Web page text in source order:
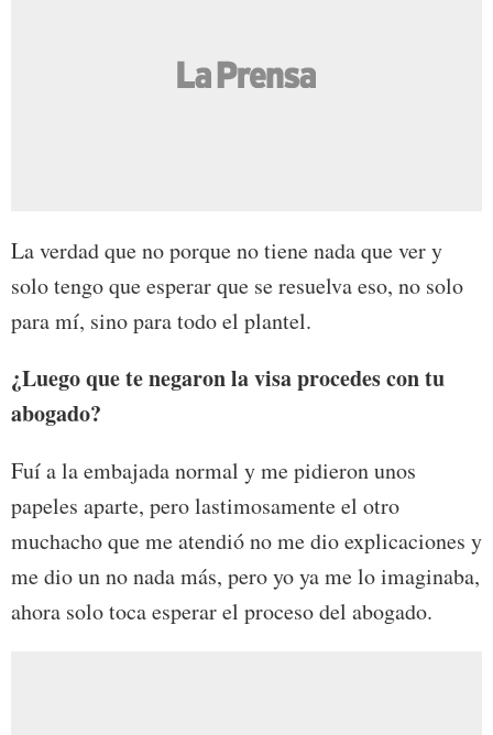
La verdad que no porque no tiene nada que ver y
solo tengo que esperar que se resuelva eso, no solo
para mí, sino para todo el plantel.
¿Luego que te negaron la visa procedes con tu
abogado?
Fuí a la embajada normal y me pidieron unos
papeles aparte, pero lastimosamente el otro
muchacho que me atendió no me dio explicaciones y
me dio un no nada más, pero yo ya me lo imaginaba,
ahora solo toca esperar el proceso del abogado.